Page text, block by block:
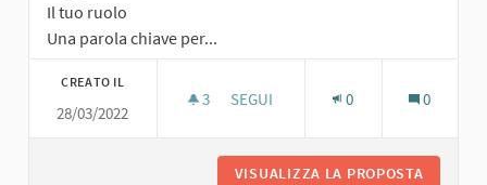
Il tuo ruolo
Una parola chiave per...
CREATO IL
28/03/2022
3 3 SOSTENITORI
SEGUI 0 0
VISUALIZZA LA PROPOSTA